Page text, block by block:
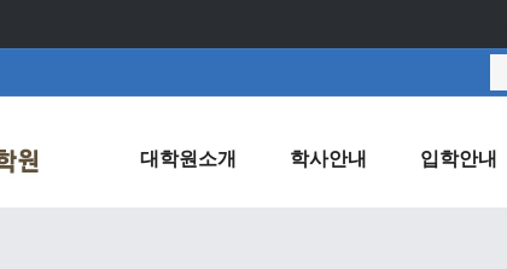
대학원소개 학사안내 입학안내